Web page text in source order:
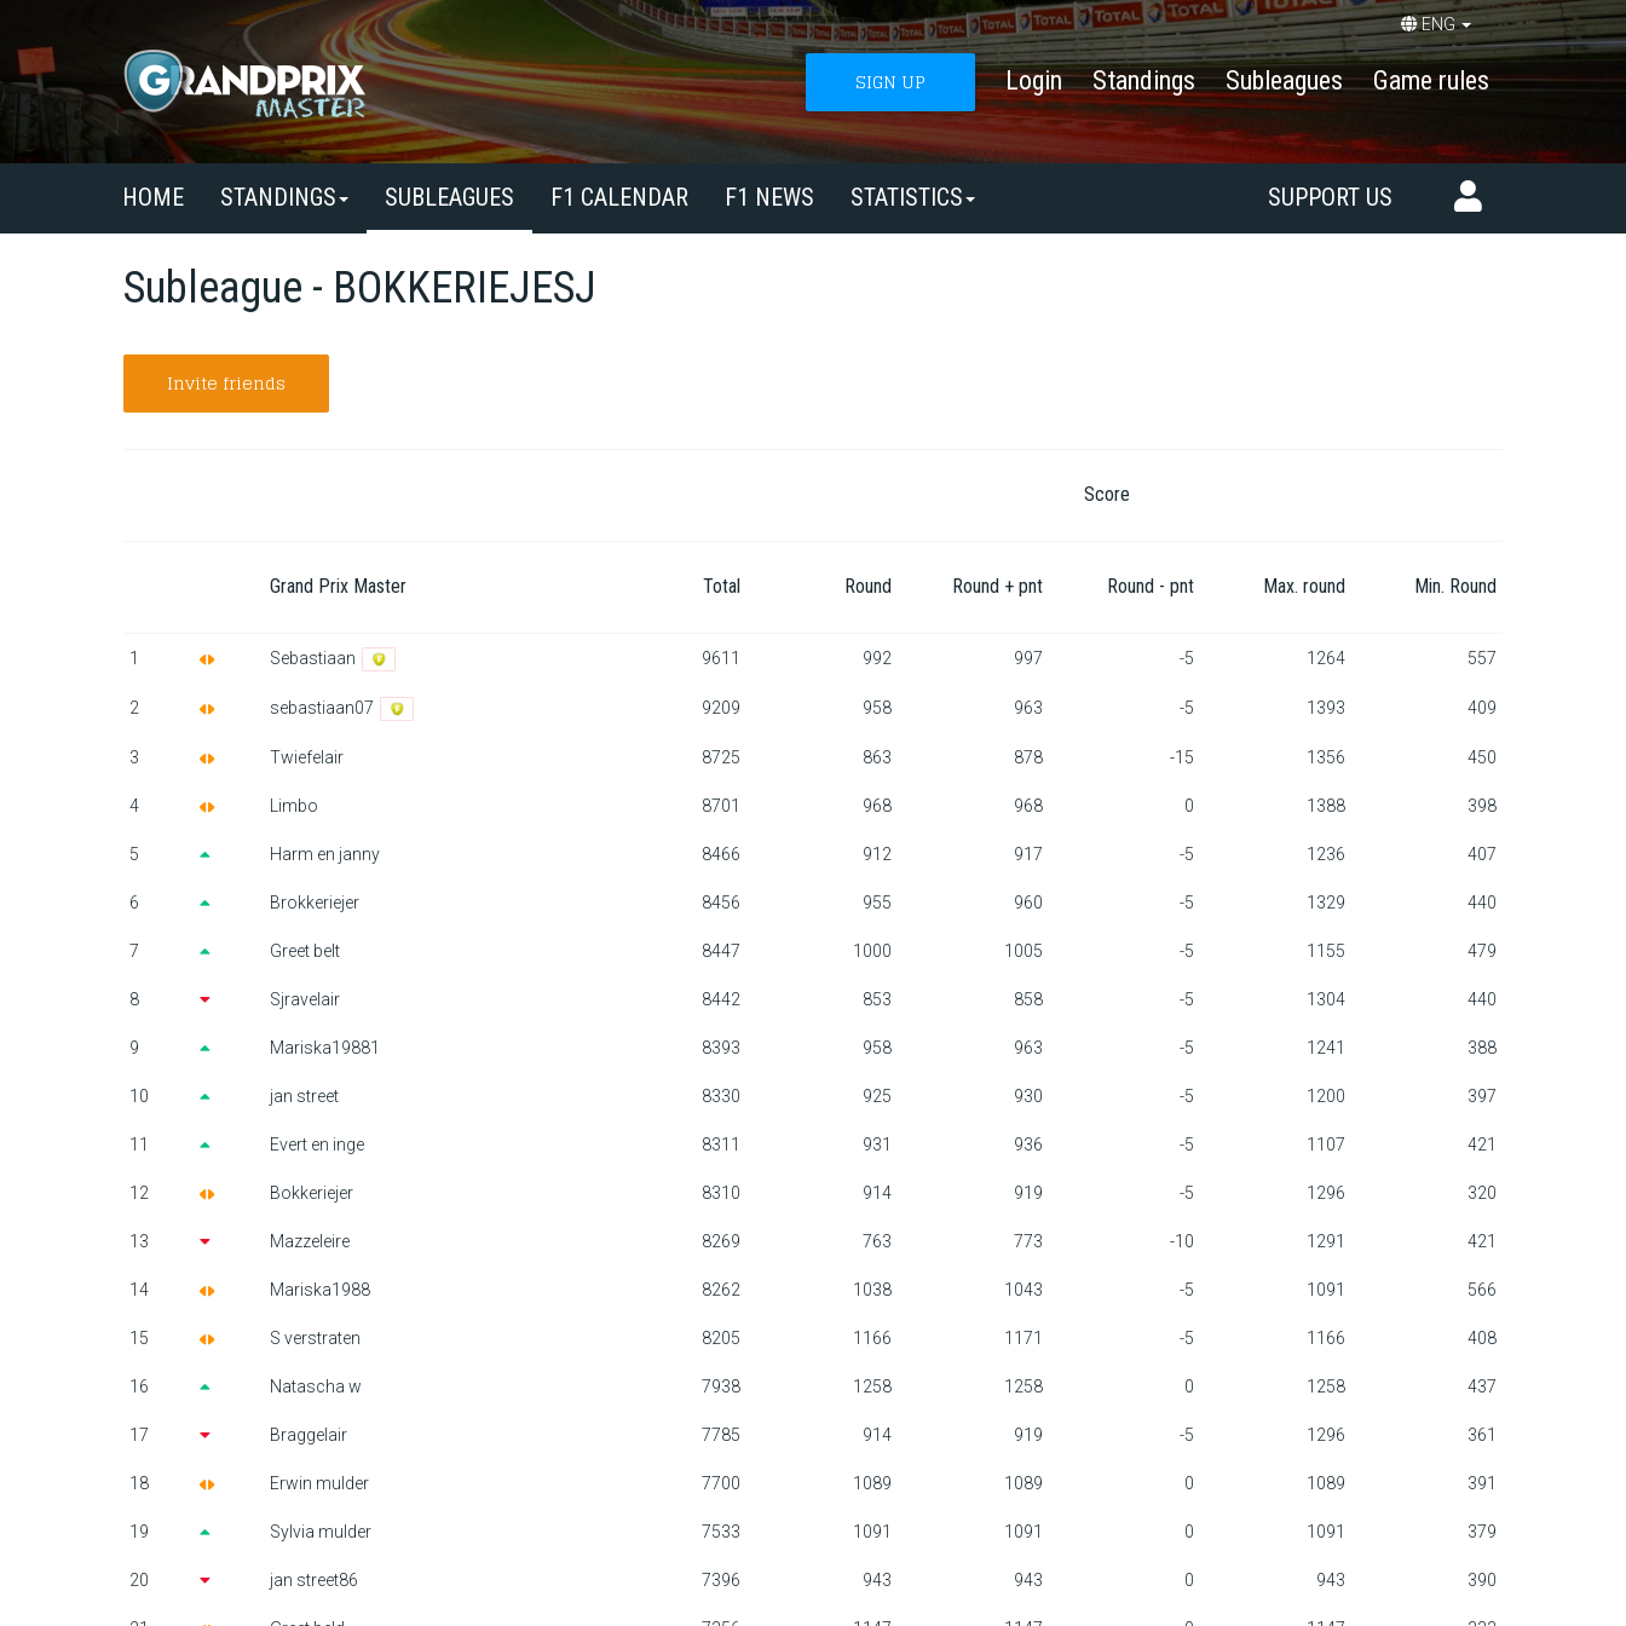
ENG
SIGN UP Login Standings Subleagues Game rules
HOME STANDINGS SUBLEAGUES F1 CALENDAR F1 NEWS STATISTICS SUPPORT US
Subleague - BOKKERIEJESJ
Invite friends
Score
Grand Prix Master Total Round Round + pnt Round - pnt Max. round Min. Round
1 Sebastiaan 9611 992 997 -5 1264 557
2 sebastiaan07 9209 958 963 -5 1393 409
3 Twiefelair 8725 863 878 -15 1356 450
4 Limbo 8701 968 968 0 1388 398
5 Harm en janny 8466 912 917 -5 1236 407
6 Brokkeriejer 8456 955 960 -5 1329 440
7 Greet belt 8447 1000 1005 -5 1155 479
8 Sjravelair 8442 853 858 -5 1304 440
9 Mariska19881 8393 958 963 -5 1241 388
10 jan street 8330 925 930 -5 1200 397
11 Evert en inge 8311 931 936 -5 1107 421
12 Bokkeriejer 8310 914 919 -5 1296 320
13 Mazzeleire 8269 763 773 -10 1291 421
14 Mariska1988 8262 1038 1043 -5 1091 566
15 S verstraten 8205 1166 1171 -5 1166 408
16 Natascha w 7938 1258 1258 0 1258 437
17 Braggelair 7785 914 919 -5 1296 361
18 Erwin mulder 7700 1089 1089 0 1089 391
19 Sylvia mulder 7533 1091 1091 0 1091 379
20 jan street86 7396 943 943 0 943 390